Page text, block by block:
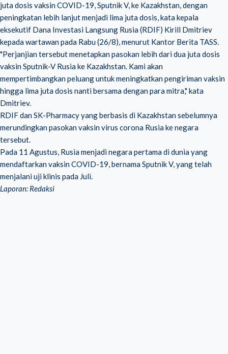
juta dosis vaksin COVID-19, Sputnik V, ke Kazakhstan, dengan
peningkatan lebih lanjut menjadi lima juta dosis, kata kepala
eksekutif Dana Investasi Langsung Rusia (RDIF) Kirill Dmitriev
kepada wartawan pada Rabu (26/8), menurut Kantor Berita TASS.
"Perjanjian tersebut menetapkan pasokan lebih dari dua juta dosis
vaksin Sputnik-V Rusia ke Kazakhstan. Kami akan
mempertimbangkan peluang untuk meningkatkan pengiriman vaksin
hingga lima juta dosis nanti bersama dengan para mitra," kata
Dmitriev.
RDIF dan SK-Pharmacy yang berbasis di Kazakhstan sebelumnya
merundingkan pasokan vaksin virus corona Rusia ke negara
tersebut.
Pada 11 Agustus, Rusia menjadi negara pertama di dunia yang
mendaftarkan vaksin COVID-19, bernama Sputnik V, yang telah
menjalani uji klinis pada Juli.
Laporan: Redaksi